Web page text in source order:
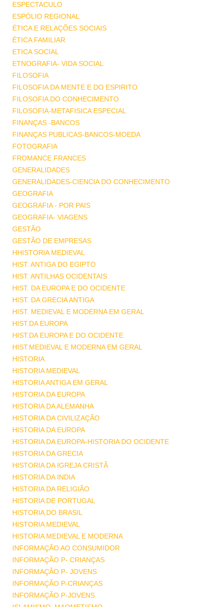
ESPECTACULO
ESPÓLIO REGIONAL
ÉTICA E RELAÇÕES SOCIAIS
ÉTICA FAMILIAR
ETICA SOCIAL
ETNOGRAFIA- VIDA SOCIAL
FILOSOFIA
FILOSOFIA DA MENTE E DO ESPIRITO
FILOSOFIA DO CONHECIMENTO
FILOSOFIA-METAFISICA ESPECIAL
FINANÇAS -BANCOS
FINANÇAS PUBLICAS-BANCOS-MOEDA
FOTOGRAFIA
FROMANCE FRANCES
GENERALIDADES
GENERALIDADES-CIENCIA DO CONHECIMENTO
GEOGRAFIA
GEOGRAFIA - POR PAIS
GEOGRAFIA- VIAGENS
GESTÃO
GESTÃO DE EMPRESAS
HHISTORIA MEDIEVAL
HIST. ANTIGA DO EGIPTO
HIST. ANTILHAS OCIDENTAIS
HIST. DA EUROPA E DO OCIDENTE
HIST. DA GRECIA ANTIGA
HIST. MEDIEVAL E MODERNA EM GERAL
HIST.DA EUROPA
HIST.DA EUROPA E DO OCIDENTE
HIST.MEDIEVAL E MODERNA EM GERAL
HISTORIA
HISTORIA MEDIEVAL
HISTORIA ANTIGA EM GERAL
HISTORIA DA EUROPA
HISTORIA DA ALEMANHA
HISTORIA DA CIVILIZAÇÃO
HISTORIA DA EUROPA
HISTORIA DA EUROPA-HISTORIA DO OCIDENTE
HISTORIA DA GRECIA
HISTORIA DA IGREJA CRISTÃ
HISTORIA DA INDIA
HISTORIA DA RELIGIÃO
HISTORIA DE PORTUGAL
HISTORIA DO BRASIL
HISTORIA MEDIEVAL
HISTORIA MEDIEVAL E MODERNA
INFORMAÇÃO AO CONSUMIDOR
INFORMAÇÃO P- CRIANÇAS
INFORMAÇÃO P- JOVENS
INFORMAÇÃO P-CRIANÇAS
INFORMAÇÃO P-JOVENS